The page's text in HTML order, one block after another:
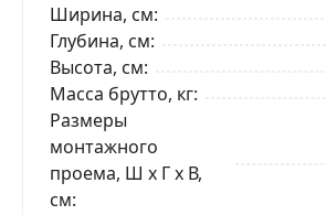
Ширина, см
Глубина, см
Высота, см
Масса брутто, кг
Размеры
монтажного
проема, Ш x Г x В,
см
ОТПРАВИТЬ